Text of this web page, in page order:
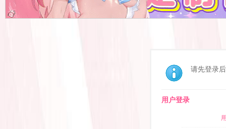
请先登录
用户登录